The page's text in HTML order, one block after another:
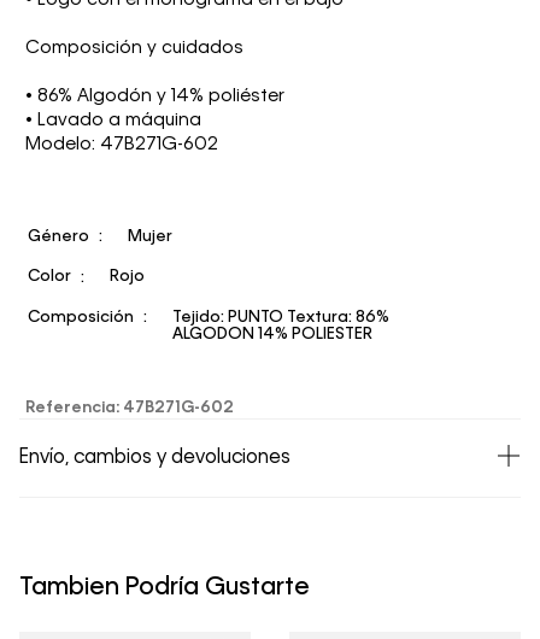
Composición y cuidados
• 86% Algodón y 14% poliéster
• Lavado a máquina
Modelo: 47B271G-602
Género Mujer
Color Rojo
Composición
Tejido: PUNTO Textura: 86%
ALGODON 14% POLIESTER
Referencia: 47B271G-602
Envío, cambios y devoluciones
un período de 30 días calendario tras la recepción.
Tambien Podría Gustarte